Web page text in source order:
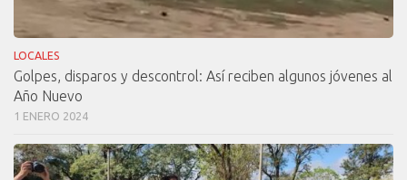
LOCALES
Golpes, disparos y descontrol: Así reciben algunos jóvenes al
Año Nuevo
1 ENERO 2024